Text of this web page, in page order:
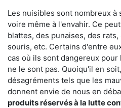
Les nuisibles sont nombreux à
voire même à l'envahir. Ce
blattes, des punaises, des
souris, etc. Certains d'entre
cas où ils sont dangereux
ne le sont pas. Quoiqu'il en
désagréments tels que les
donnent envie de nous en
produits réservés à la lutte